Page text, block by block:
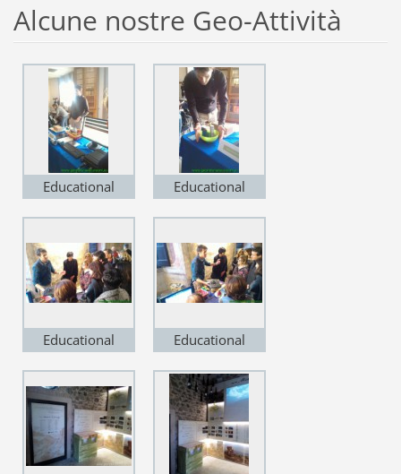
Alcune nostre Geo-Attività
Educational
Laziale (RM)
Educational
Laziale (RM)
Educational
Tour" - Zagarolo
(RM)
Educational
Tour" - Zagarolo
(RM)